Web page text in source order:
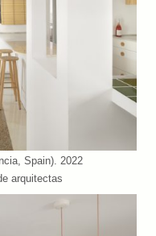
Spain). 2022
arquitectas